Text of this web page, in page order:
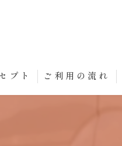
プト ご利用の流れ